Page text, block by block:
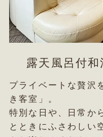
露天風呂付和
プライベートな贅沢
き客室」。
特別な日や、日常か
とときにふさわしい